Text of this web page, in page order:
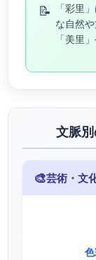
📝
「彩里
な自然
「美里
文脈
🎨芸術・文